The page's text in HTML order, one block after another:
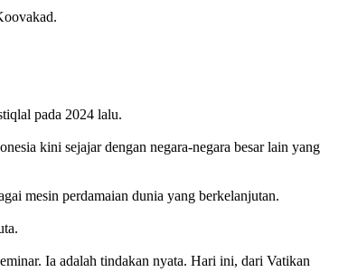
pada 2024 lalu.
kini sejajar dengan negara-negara besar lain yang
mesin perdamaian dunia yang berkelanjutan.
Ia adalah tindakan nyata. Hari ini, dari Vatikan